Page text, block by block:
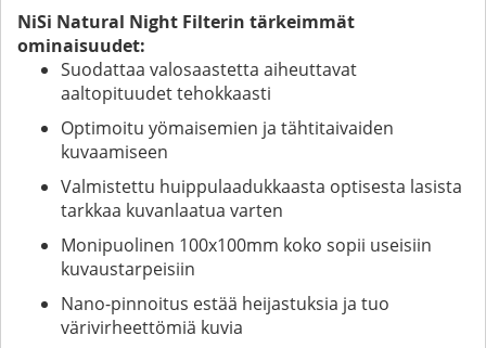
NiSi Natural Night Filterin tärkeimmät
ominaisuudet:
Suodattaa valosaastetta aiheuttavat
aaltopituudet tehokkaasti
Optimoitu yömaisemien ja tähtitaivaiden
kuvaamiseen
Valmistettu huippulaadukkaasta optisesta lasista
tarkkaa kuvanlaatua varten
Monipuolinen 100x100mm koko sopii useisiin
kuvaustarpeisiin
Nano-pinnoitus estää heijastuksia ja tuo
värivirheettömiä kuvia